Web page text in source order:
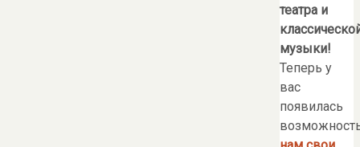
театра и
музыки!
Теперь у
вас
появилась